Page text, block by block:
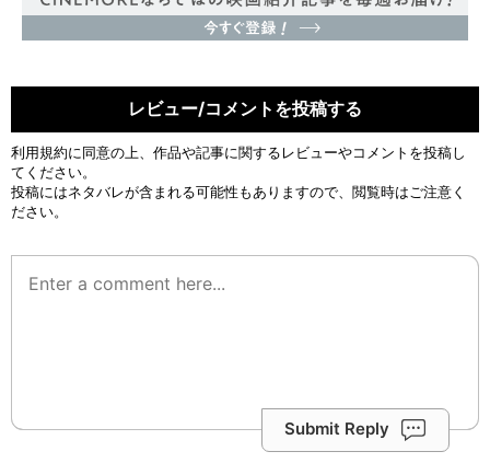
レビュー/コメントを投稿する
利用規約に同意の上、作品や記事に関するレビューやコメントを投稿し
てください。
投稿にはネタバレが含まれる可能性もありますので、閲覧時はご注意く
ださい。
Submit Reply